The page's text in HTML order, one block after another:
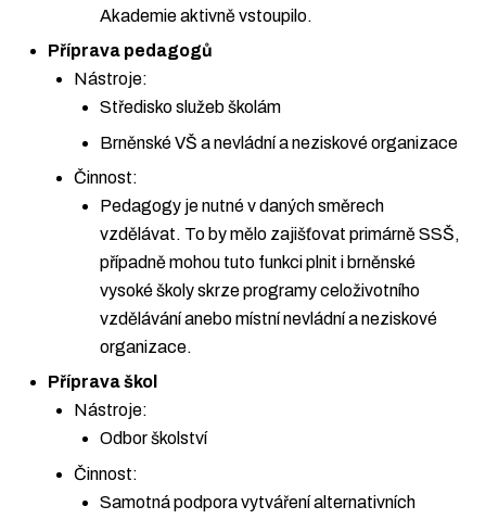
Akademie aktivně vstoupilo.
Příprava pedagogů
Nástroje:
Středisko služeb školám
Brněnské VŠ a nevládní a neziskové organizace
Činnost:
Pedagogy je nutné v daných směrech
vzdělávat. To by mělo zajišťovat primárně SSŠ,
případně mohou tuto funkci plnit i brněnské
vysoké školy skrze programy celoživotního
vzdělávání anebo místní nevládní a neziskové
organizace.
Příprava škol
Nástroje:
Odbor školství
Činnost:
Samotná podpora vytváření alternativních